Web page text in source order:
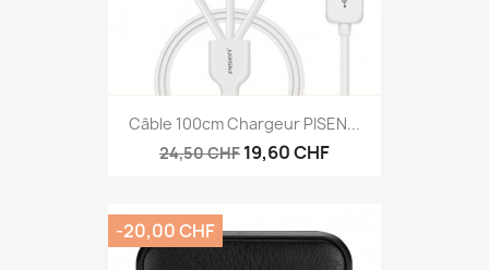
Câble 100cm Chargeur PISEN...
24,50 CHF 19,60 CHF
-20,00 CHF